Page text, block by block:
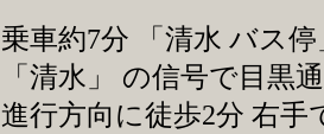
乗車約7分 「清水 バス
「清水」 の信号で目黒
進行方向に徒歩2分 右手